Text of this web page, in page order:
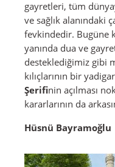
gayretleri, tüm
ve sağlık alanındaki
fevkindedir. Bugüne
yanında dua ve
desteklediğimiz gibi
kılıçlarının bir
Şerifinin açılması
kararlarının da
Hüsnü Bayramoğlu